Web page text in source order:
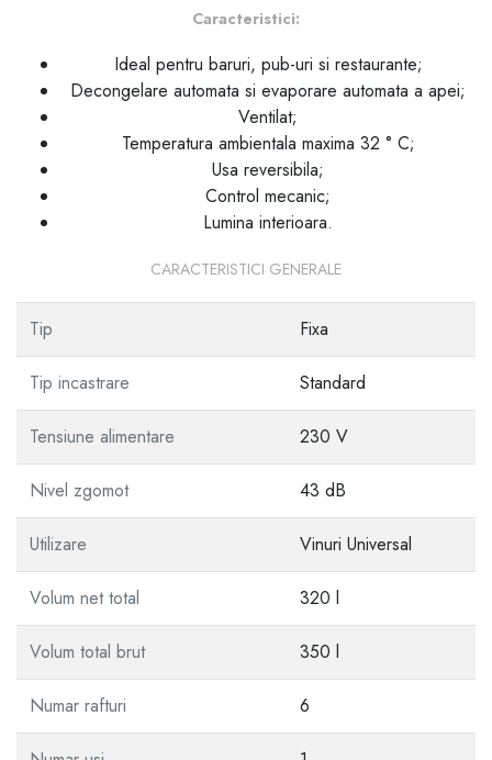
Caracteristici:
Ideal pentru baruri, pub-uri si restaurante;
Decongelare automata si evaporare automata a apei;
Ventilat;
Temperatura ambientala maxima 32 ° C;
Usa reversibila;
Control mecanic;
Lumina interioara.
CARACTERISTICI GENERALE
Tip Fixa
Tip incastrare Standard
Tensiune alimentare 230 V
Nivel zgomot 43 dB
Utilizare Vinuri Universal
Volum net total 320 l
Volum total brut 350 l
Numar rafturi 6